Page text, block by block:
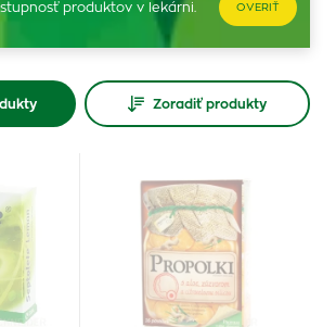
produktov v lekárni. OVERIŤ
Zoradiť produkty